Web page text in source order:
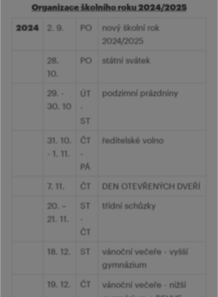
Organizace školního roku 2024/2025
2024 2. 9. PO
nový školní rok
2024/2025
28.
10.
PO státní svátek
29. -
30. 10
ÚT
-
ST
podzimní prázdniny
31. 10.
- 1. 11.
ČT
-
PÁ
ředitelské volno
7. 11. ČT
DEN OTEVŘENÝCH DVEŘÍ
20. –
21. 11.
ST
-
ČT
třídní schůzky
18. 12. ST
vánoční večeře - vyšší
gymnázium
19. 12.
ČT
vánoční večeře - nižší